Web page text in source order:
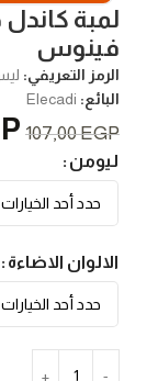
لمبة
فينوس
الرمز التعريفي:
البائع: Elecadi
107,00EGP
ليومن
الالوان الاضاءة